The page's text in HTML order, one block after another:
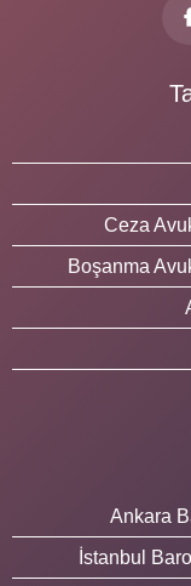
Ceza
Boşanma
Ankara
İstanbul